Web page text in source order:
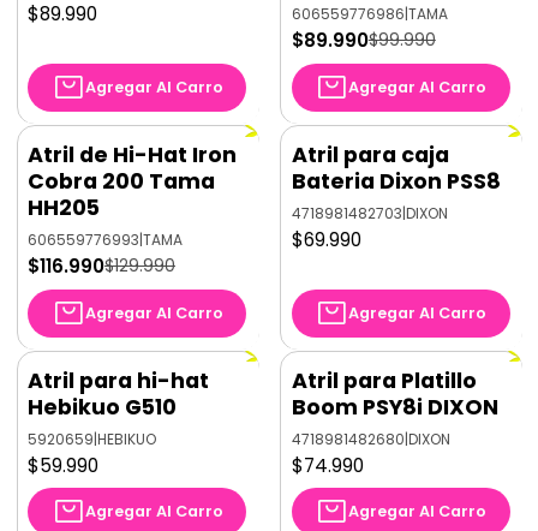
$89.990
Agregar Al Carro
606559776986|TAMA
$89.990$99.990
Agregar Al Carro
-10%OFF
Atril de Hi-Hat Iron
Cobra 200 Tama
HH205
606559776993|TAMA
$116.990$129.990
Agregar Al Carro
Atril para caja
Bateria Dixon PSS8
4718981482703|DIXON
$69.990
Agregar Al Carro
Atril para hi-hat
Hebikuo G510
5920659|HEBIKUO
$59.990
Agregar Al Carro
Atril para Platillo
Boom PSY8i DIXON
4718981482680|DIXON
$74.990
Agregar Al Carro